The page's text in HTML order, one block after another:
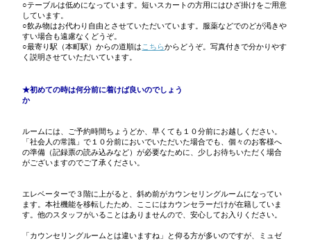
○テーブルは低めになっています。短いスカートの方用にはひざ掛けをご用意
しています。
○飲み物はお代わり自由とさせていただいています。服薬などでのどが渇きや
すい場合も遠慮なくどうぞ。
○最寄り駅（本町駅）からの道順は こちらからどうぞ。写真付きで分かりやす
く説明させていただいています。
★初めての時は何分前に着けば良いのでしょう
か
ルームには、ご予約時間ちょうどか、早くても１０分前にお越しください。
「社会人の常識」で１０分前においでいただいた場合でも、個々のお客様へ
の準備（記録票の読み込みなど）が必要なために、少しお待ちいただく場合
がございますのでご了承ください。
エレベーターで３階に上がると、斜め前がカウンセリングルームになってい
ます。本社機能を移転したため、ここにはカウンセラーだけが在籍していま
す。他のスタッフがいることはありませんので、安心してお入りください。
「カウンセリングルームとは違いますね」と仰る方が多いのですが、ミュゼ